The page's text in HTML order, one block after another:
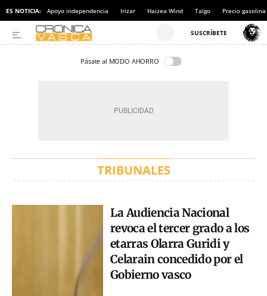
ES NOTICIA: Apoyo independencia Irizar Haizea Wind Talgo Precio gasolina
Pásate al MODO AHORRO
TRIBUNALES
La Audiencia Nacional
revoca el tercer grado a los
etarras Olarra Guridi y
Celarain concedido por el
Gobierno vasco